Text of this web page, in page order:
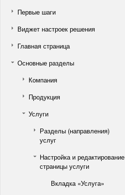
Первые шаги
Виджет настроек решения
Главная страница
Основные разделы
Компания
Продукция
Услуги
Разделы (направления)
услуг
Настройка и редактирование
страницы услуги
Вкладка «Услуга»